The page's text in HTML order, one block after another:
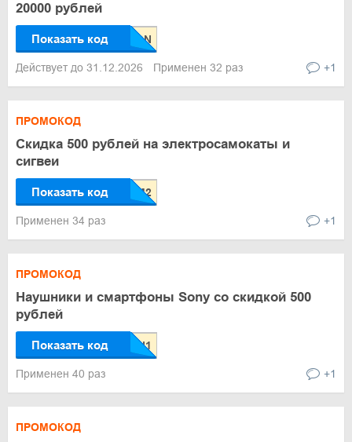
20000 рублей
Показать код
Действует до 31.12.2026 Применен 32 раз +1
ПРОМОКОД
Скидка 500 рублей на электросамокаты и
сигвеи
Показать код
Применен 34 раз +1
ПРОМОКОД
Наушники и смартфоны Sony со скидкой 500
рублей
Показать код
Применен 40 раз +1
ПРОМОКОД